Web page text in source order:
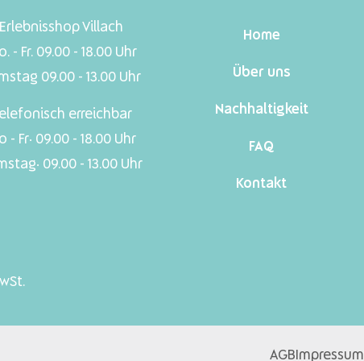
Erlebnisshop Villach
- Fr. 09.00 - 18.00 Uhr
09.00 - 13.00 Uhr
erreichbar
- Fr: 09.00 - 18.00 Uhr
09.00 - 13.00 Uhr
Home
Über uns
Nachhaltigkeit
FAQ
Kontakt
AGB Impressum